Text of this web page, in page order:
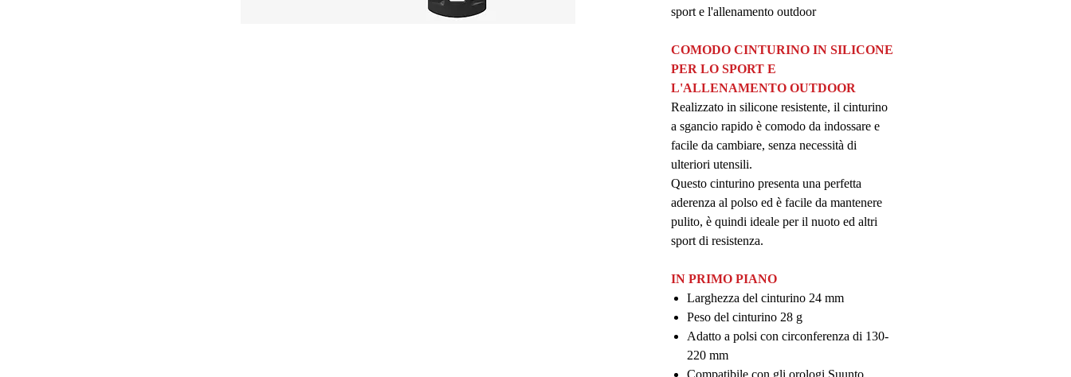
sport e l'allenamento outdoor
COMODO CINTURINO IN SILICONE
PER LO SPORT E
L'ALLENAMENTO OUTDOOR
Realizzato in silicone resistente, il cinturino
a sgancio rapido è comodo da indossare e
facile da cambiare, senza necessità di
ulteriori utensili.
Questo cinturino presenta una perfetta
aderenza al polso ed è facile da mantenere
pulito, è quindi ideale per il nuoto ed altri
sport di resistenza.
IN PRIMO PIANO
Larghezza del cinturino 24 mm
Peso del cinturino 28 g
Adatto a polsi con circonferenza di 130-
220 mm
Compatibile con gli orologi Suunto